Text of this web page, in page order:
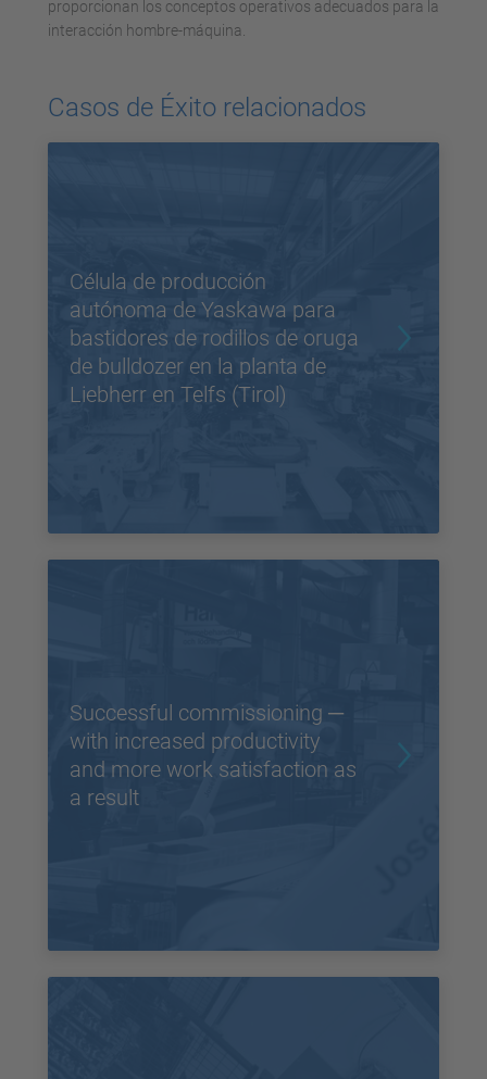
proporcionan los conceptos operativos adecuados para la
interacción hombre-máquina.
Casos de Éxito relacionados
Célula de producción
autónoma de Yaskawa para
bastidores de rodillos de oruga
de bulldozer en la planta de
Liebherr en Telfs (Tirol)
Successful commissioning ─
with increased productivity
and more work satisfaction as
a result